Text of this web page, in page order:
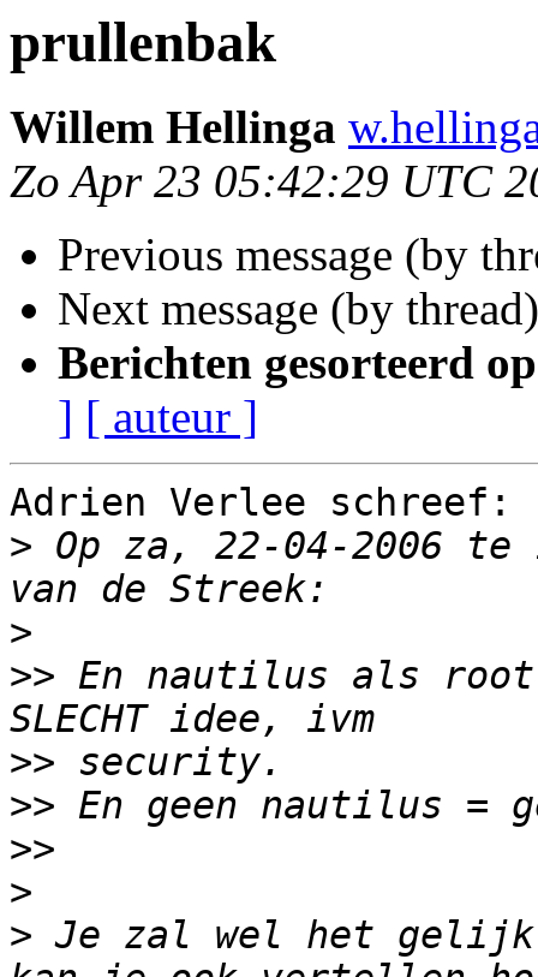
prullenbak
Willem Hellinga
Zo Apr 23 05:42:29 UTC
Previous message (by
Next message (by
Berichten gesorteerd
] [ auteur ]
Adrien Verlee schreef:
> Op za, 22-04-2006 te
>
>> En nautilus als root
>>
>>
>>
>
> Je zal wel het gelijk